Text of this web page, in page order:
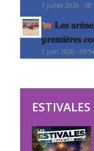
7 juillet 2026 -
𝐋𝐞𝐬
𝐩𝐫𝐞𝐦𝐢𝐞̀𝐫𝐞𝐬
2 juin 2026 -